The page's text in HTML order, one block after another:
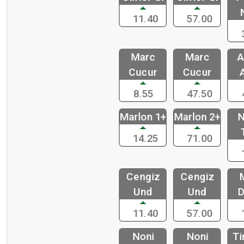
11.40
57.00
Marc
Cucur
8.55
Marc
Cucur
47.50
Marlon 1+
14.25
Marlon 2+
71.00
Cengiz
Und
11.40
Cengiz
Und
57.00
Noni
Noni